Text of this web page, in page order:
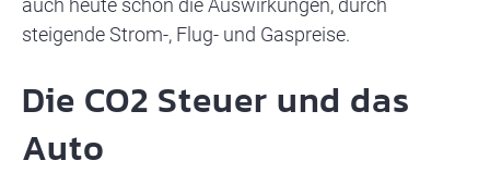
auch heute schon die Auswirkungen, durch
steigende Strom-, Flug- und Gaspreise.
Die CO2 Steuer und das
Auto